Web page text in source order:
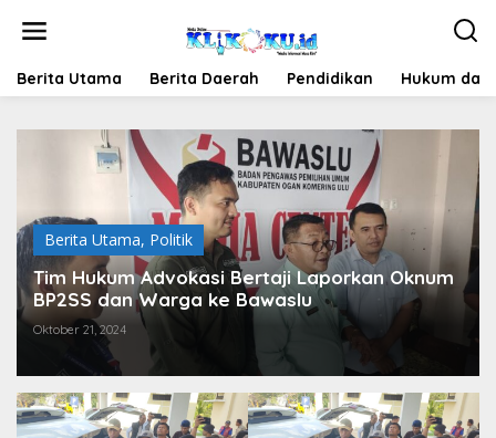
Berita Utama Berita Daerah Pendidikan Hukum
Berita Utama, Politik
Tim Hukum Advokasi Bertaji Laporkan Oknum
BP2SS dan Warga ke Bawaslu
Oktober 21, 2024